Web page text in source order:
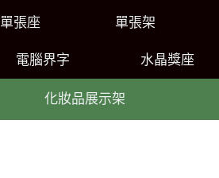
單張座 單張架
電腦界字 水晶獎座
化妝品展示架